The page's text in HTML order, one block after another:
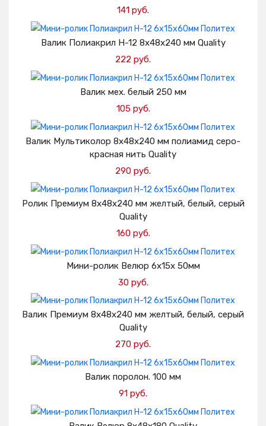
141 руб.
Добавить в корзину
Валик Полиакрил H-12 8х48х240 мм Quality
222 руб.
Добавить в корзину
Валик мех. белый 250 мм
105 руб.
Добавить в корзину
Валик Мультиколор 8х48х240 мм полиамид серо-
красная нить Quality
290 руб.
Добавить в корзину
Ролик Премиум 8х48х240 мм желтый, белый, серый
Quality
160 руб.
Добавить в корзину
Мини-ролик Велюр 6х15х 50мм
30 руб.
Добавить в корзину
Валик Премиум 8х48х240 мм желтый, белый, серый
Quality
270 руб.
Добавить в корзину
Валик поролон. 100 мм
91 руб.
Добавить в корзину